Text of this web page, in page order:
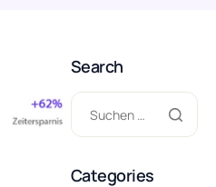
Search
Categories